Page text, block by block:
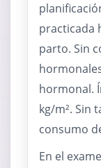
practicada
parto. Sin
hormonal.
kg/m². Sin
consumo
En el